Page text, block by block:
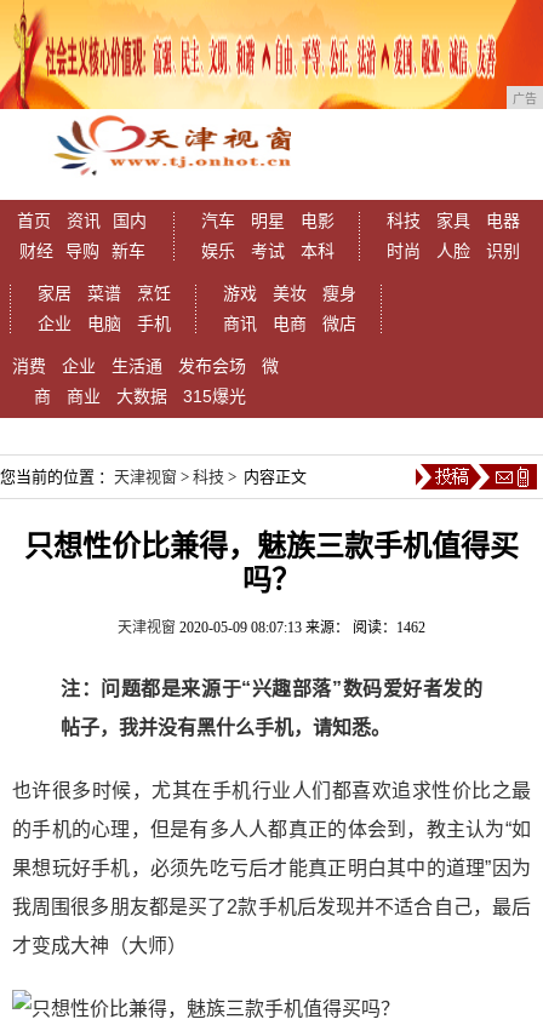
广告
首页 资讯
国内
财经
导购 新车
汽车 明星
电影
娱乐
考试 本科
科技 家具
电器
时尚
人脸 识别
家居 菜谱
烹饪
企业
电脑 手机
游戏 美妆
瘦身
商讯
电商 微店
消费 企业 生活通 发布会场
微
商
商业 大数据 315爆光
您当前的位置 ： 天津视窗 > 科技 > 内容正文
只想性价比兼得，魅族三款手机值得买
吗？
天津视窗 2020-05-09 08:07:13 来源： 阅读：1462
注：问题都是来源于“兴趣部落”数码爱好者发的
帖子，我并没有黑什么手机，请知悉。
也许很多时候，尤其在手机行业人们都喜欢追求性价比之最
的手机的心理，但是有多人人都真正的体会到，教主认为“如
果想玩好手机，必须先吃亏后才能真正明白其中的道理”因为
我周围很多朋友都是买了2款手机后发现并不适合自己，最后
才变成大神（大师）